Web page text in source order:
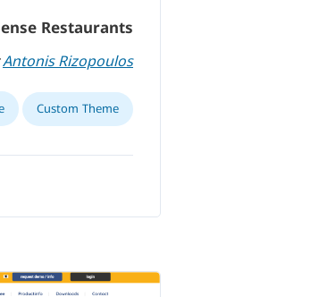
Restaurants
Antonis Rizopoulos
Custom Theme